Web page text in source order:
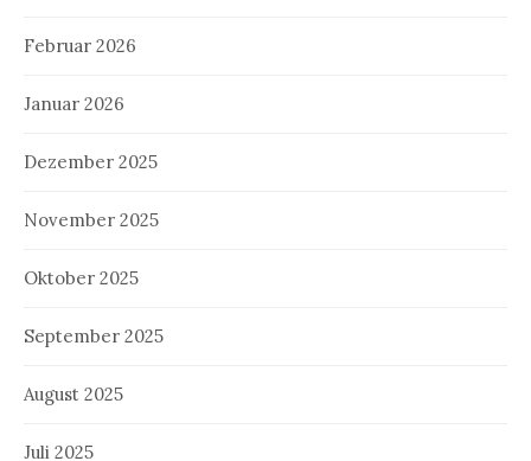
Februar 2026
Januar 2026
Dezember 2025
November 2025
Oktober 2025
September 2025
August 2025
Juli 2025